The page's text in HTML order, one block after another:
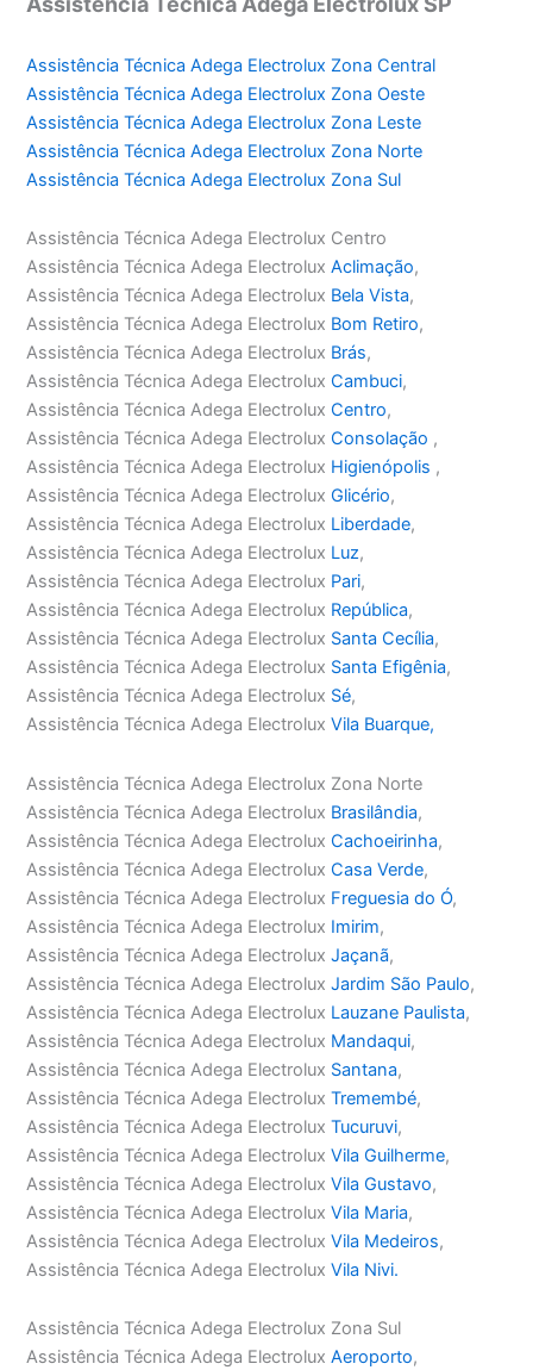
Assistência Técnica Adega Electrolux Zona Central
Assistência Técnica Adega Electrolux Zona Oeste
Assistência Técnica Adega Electrolux Zona Leste
Assistência Técnica Adega Electrolux Zona Norte
Assistência Técnica Adega Electrolux Zona Sul
Assistência Técnica Adega Electrolux Centro
Assistência Técnica Adega ElectroluxAclimação,
Assistência Técnica Adega Electrolux Bela Vista,
Assistência Técnica Adega Electrolux Bom Retiro,
Assistência Técnica Adega Electrolux Brás,
Assistência Técnica Adega ElectroluxCambuci,
Assistência Técnica Adega ElectroluxCentro,
Assistência Técnica Adega ElectroluxConsolação ,
Assistência Técnica Adega Electrolux Higienópolis ,
Assistência Técnica Adega ElectroluxGlicério,
Assistência Técnica Adega Electrolux Liberdade,
Assistência Técnica Adega Electrolux Luz,
Assistência Técnica Adega Electrolux Pari,
Assistência Técnica Adega Electrolux República,
Assistência Técnica Adega Electrolux Santa Cecília,
Assistência Técnica Adega Electrolux Santa Efigênia,
Assistência Técnica Adega Electrolux Sé,
Assistência Técnica Adega ElectroluxVila Buarque,
Assistência Técnica Adega Electrolux Zona Norte
Assistência Técnica Adega Electrolux Brasilândia,
Assistência Técnica Adega ElectroluxCachoeirinha,
Assistência Técnica Adega ElectroluxCasa Verde,
Assistência Técnica Adega Electrolux Freguesia do Ó,
Assistência Técnica Adega Electrolux Imirim,
Assistência Técnica Adega ElectroluxJaçanã,
Assistência Técnica Adega ElectroluxJardim São Paulo,
Assistência Técnica Adega Electrolux Lauzane Paulista,
Assistência Técnica Adega Electrolux Mandaqui,
Assistência Técnica Adega Electrolux Santana,
Assistência Técnica Adega ElectroluxTremembé,
Assistência Técnica Adega ElectroluxTucuruvi,
Assistência Técnica Adega ElectroluxVila Guilherme,
Assistência Técnica Adega ElectroluxVila Gustavo,
Assistência Técnica Adega ElectroluxVila Maria,
Assistência Técnica Adega ElectroluxVila Medeiros,
Assistência Técnica Adega ElectroluxVila Nivi.
Assistência Técnica Adega Electrolux Zona Sul
Assistência Técnica Adega ElectroluxAeroporto,